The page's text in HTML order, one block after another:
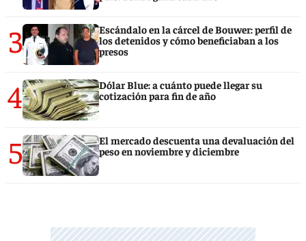
3
Escándalo en la cárcel de Bouwer: perfil de
los detenidos y cómo beneficiaban a los
presos
4
Dólar Blue: a cuánto puede llegar su
cotización para fin de año
5
El mercado descuenta una devaluación del
peso en noviembre y diciembre